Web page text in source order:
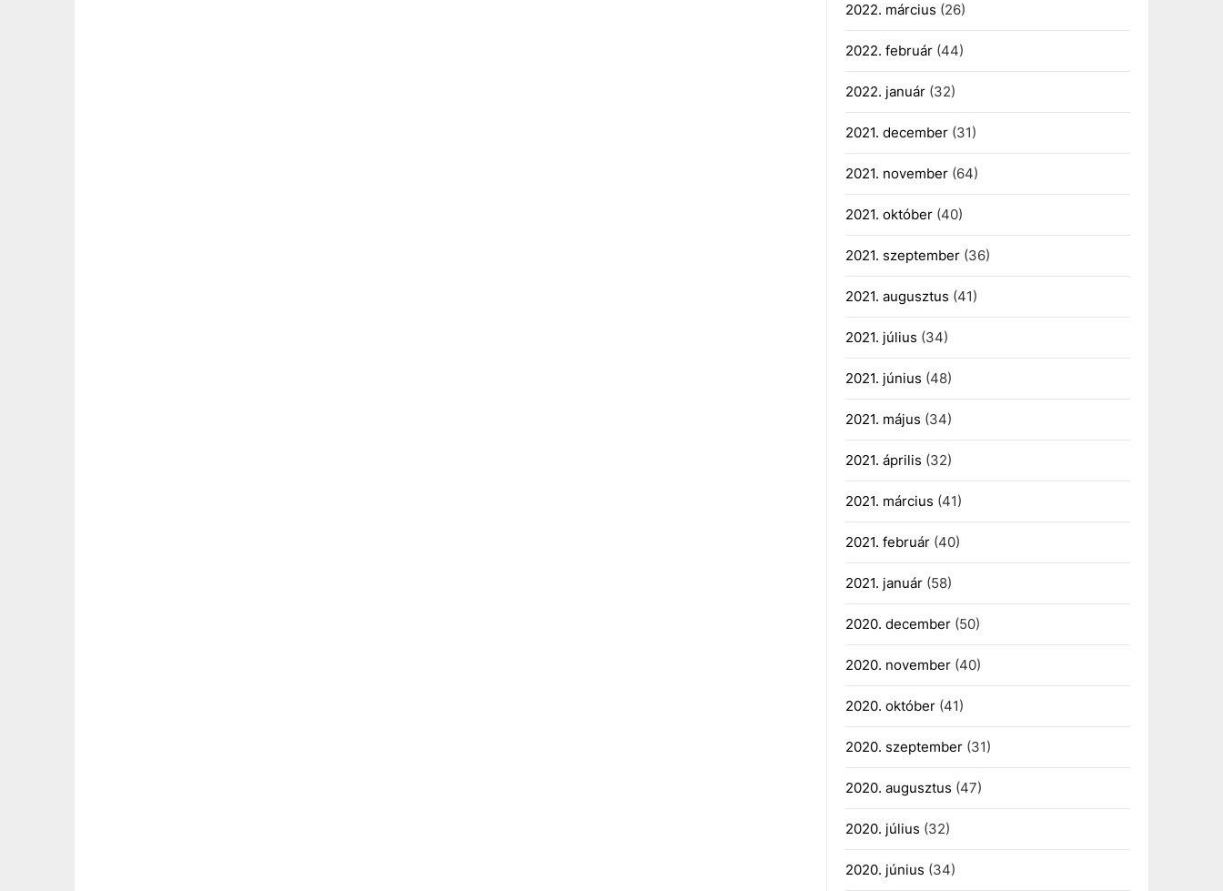
2022. március (26)
2022. február(44)
2022. január(32)
2021. december(31)
2021. november(64)
2021. október(40)
2021. szeptember(36)
2021. augusztus (41)
2021. július (34)
2021. június (48)
2021. május (34)
2021. április (32)
2021. március (41)
2021. február(40)
2021. január(58)
2020. december(50)
2020. november(40)
2020. október(41)
2020. szeptember(31)
2020. augusztus (47)
2020. július (32)
2020. június (34)